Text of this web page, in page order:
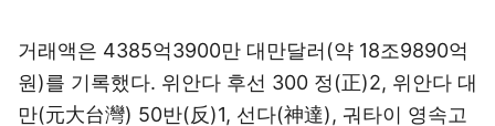
거래액은 4385억3900만 대만달러(약 18조9890억
원)를 기록했다. 위안다 후선 300 정(正)2, 위안다 대
만(元大台灣) 50반(反)1, 선다(神達), 궈타이 영속고